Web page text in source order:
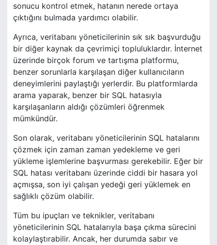
sonucu kontrol etmek, hatanın nerede ortaya
çıktığını bulmada yardımcı olabilir.
Ayrıca, veritabanı yöneticilerinin sık sık başvurduğu
bir diğer kaynak da çevrimiçi topluluklardır. İnternet
üzerinde birçok forum ve tartışma platformu,
benzer sorunlarla karşılaşan diğer kullanıcıların
deneyimlerini paylaştığı yerlerdir. Bu platformlarda
arama yaparak, benzer bir SQL hatasıyla
karşılaşanların aldığı çözümleri öğrenmek
mümkündür.
Son olarak, veritabanı yöneticilerinin SQL hatalarını
çözmek için zaman zaman yedekleme ve geri
yükleme işlemlerine başvurması gerekebilir. Eğer bir
SQL hatası veritabanı üzerinde ciddi bir hasara yol
açmışsa, son iyi çalışan yedeği geri yüklemek en
sağlıklı çözüm olabilir.
Tüm bu ipuçları ve teknikler, veritabanı
yöneticilerinin SQL hatalarıyla başa çıkma sürecini
kolaylaştırabilir. Ancak, her durumda sabır ve